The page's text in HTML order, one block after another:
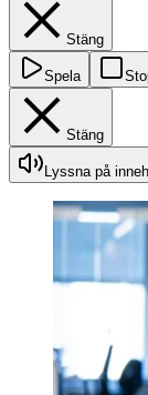
Stäng
Spela
Stäng
Lyssna på